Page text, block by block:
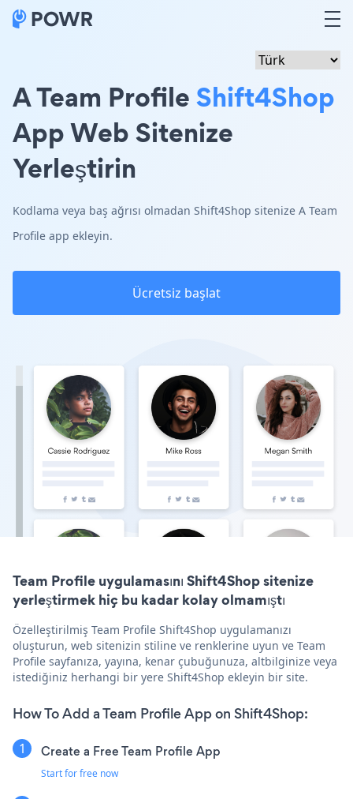
A Team ProfileShift4Shop
App Web Sitenize
Yerleştirin
Kodlama veya baş ağrısı olmadan Shift4Shop sitenize A Team
Profile app ekleyin.
Ücretsiz başlat
Team Profile uygulamasını Shift4Shop sitenize
yerleştirmek hiç bu kadar kolay olmamıştı
Özelleştirilmiş Team Profile Shift4Shop uygulamanızı
oluşturun, web sitenizin stiline ve renklerine uyun ve Team
Profile sayfanıza, yayına, kenar çubuğunuza, altbilginize veya
istediğiniz herhangi bir yere Shift4Shop ekleyin bir site.
How To Add a Team Profile App on Shift4Shop:
Create a Free Team Profile App
Start for free now